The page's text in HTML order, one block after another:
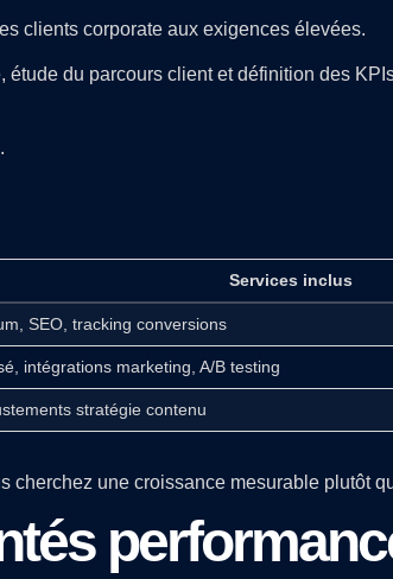
clients corporate aux exigences élevées.
du parcours client et définition des
Services inclus
SEO, tracking conversions
intégrations marketing, A/B testing
stratégie contenu
une croissance mesurable plutôt